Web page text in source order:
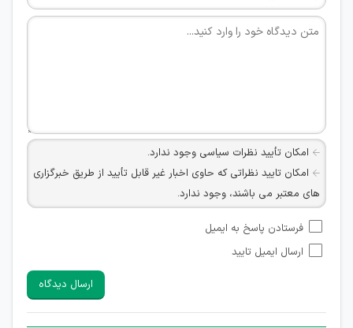
امکان تأیید نظرات سیاسی وجود ندارد.
امکان تایید نظراتی که حاوی اخبار غیر قابل تأیید از طریق خبرگزاری
های معتبر می باشند، وجود ندارد.
شبکه های مجازی ارتباطی می باشند وجود ندارد.
امکان تأیید نظرات کاربرانی که به هر طریقی قصد مأیوس کردن
هرگونه تحریک، تحقیر و کنایه به سایر افراد (مسئول و غیر مسئول)
غیر مجاز می باشد.
فرستادن پاسخ به ایمیل
ارسال ایمیل تایید
ارسال دیدگاه